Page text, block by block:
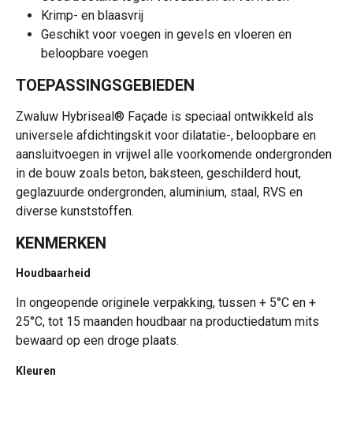
Krimp- en blaasvrij
Geschikt voor voegen in gevels en vloeren en
beloopbare voegen
TOEPASSINGSGEBIEDEN
Zwaluw Hybriseal® Façade is speciaal ontwikkeld als
universele afdichtingskit voor dilatatie-, beloopbare en
aansluitvoegen in vrijwel alle voorkomende ondergronden
in de bouw zoals beton, baksteen, geschilderd hout,
geglazuurde ondergronden, aluminium, staal, RVS en
diverse kunststoffen.
KENMERKEN
Houdbaarheid
In ongeopende originele verpakking, tussen + 5°C en +
25°C, tot 15 maanden houdbaar na productiedatum mits
bewaard op een droge plaats.
Kleuren